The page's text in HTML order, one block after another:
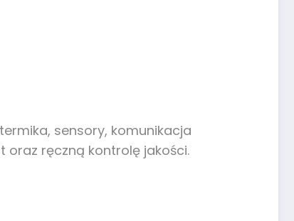
sensory, komunikacja
oraz ręczną kontrolę jakości.